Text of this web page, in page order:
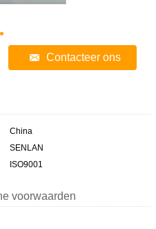
Contacteer ons
China
SENLAN
ISO9001
voorwaarden